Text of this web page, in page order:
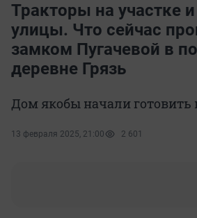
Тракторы на участке
улицы. Что сейчас
замком Пугачевой в
деревне Грязь
Дом якобы начали готовить
13 февраля 2025, 21:00 2 601